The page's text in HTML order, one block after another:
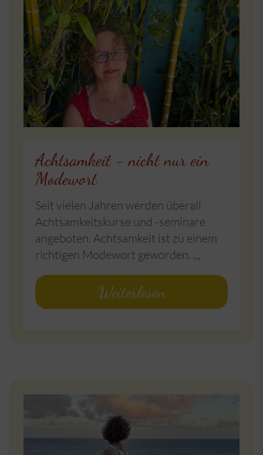
Achtsamkeit - nicht nur ein
Modewort
Seit vielen Jahren werden überall
Achtsamkeitskurse und -seminare
angeboten. Achtsamkeit ist zu einem
richtigen Modewort geworden. ,,,
Weiterlesen